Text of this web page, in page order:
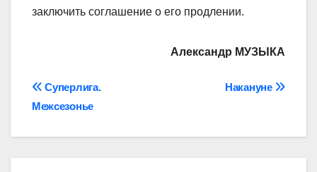
заключить соглашение о его продлении.
Александр МУЗЫКА
Навігація
Накануне
Суперлига.
Межсезонье